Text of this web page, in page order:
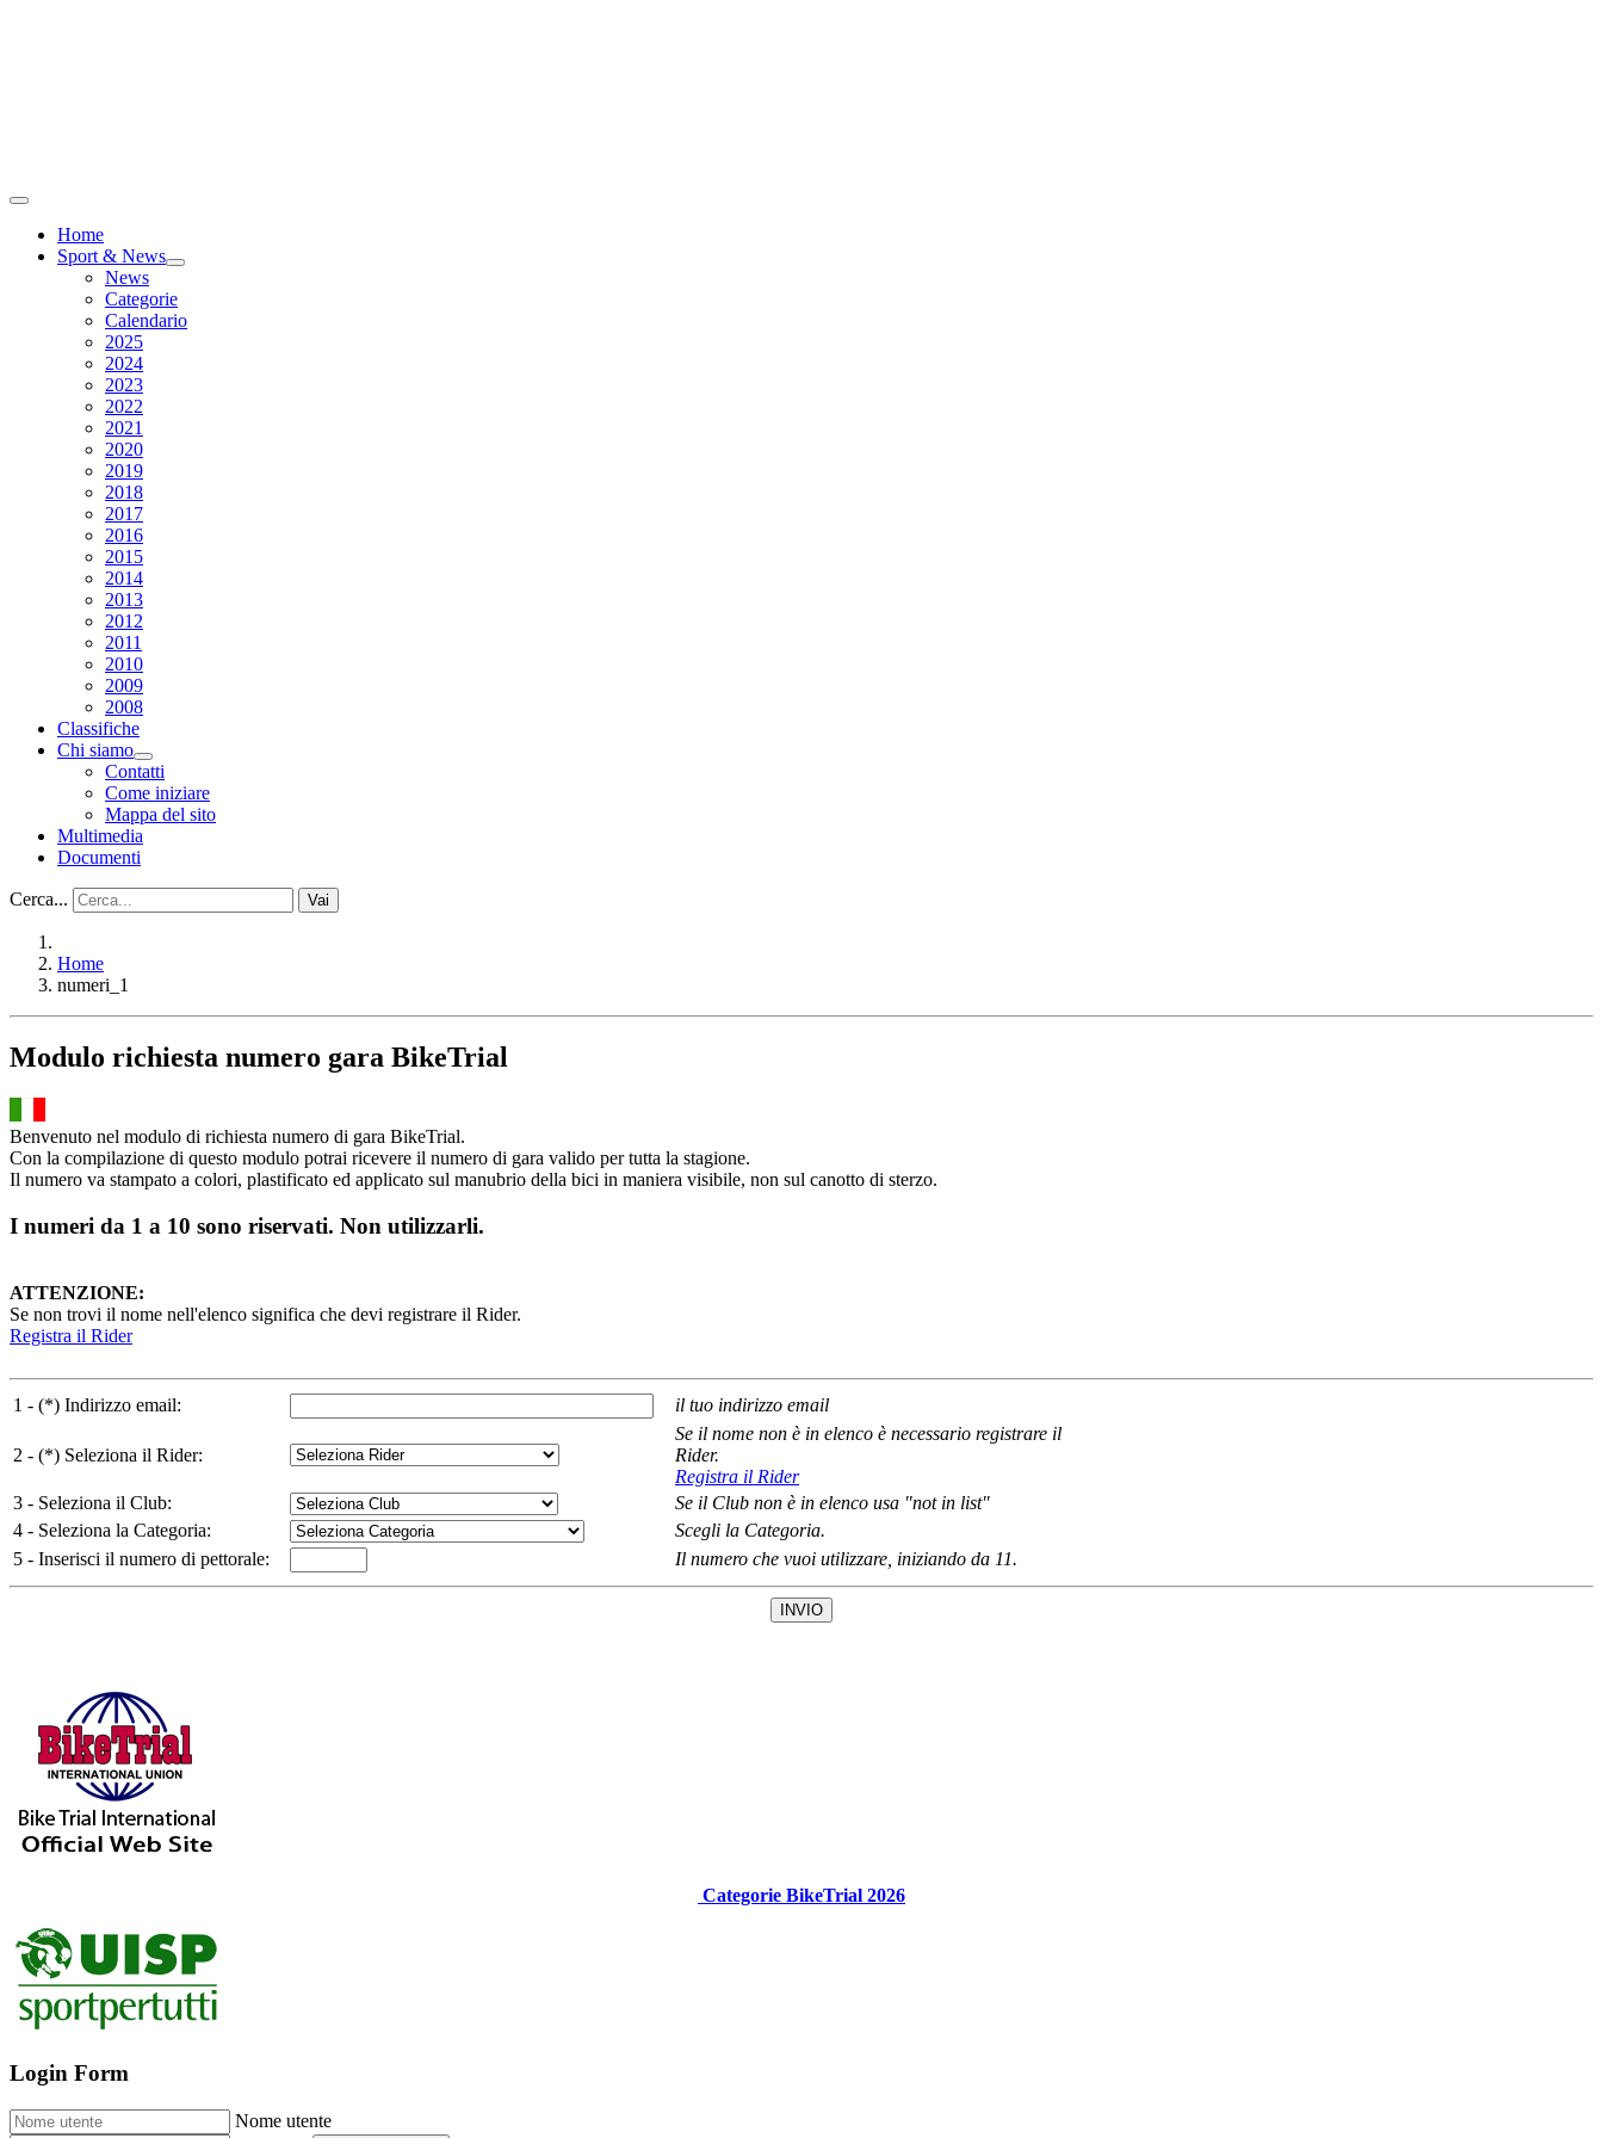
Home
Sport & News
News
Categorie
Calendario
2025
2024
2023
2022
2021
2020
2019
2018
2017
2016
2015
2014
2013
2012
2011
2010
2009
2008
Classifiche
Chi siamo
Contatti
Come iniziare
Mappa del sito
Multimedia
Documenti
Cerca... Vai
Home
numeri_1
Modulo richiesta numero gara BikeTrial
Benvenuto nel modulo di richiesta numero di gara BikeTrial.
Con la compilazione di questo modulo potrai ricevere il numero di gara valido per tutta la stagione.
Il numero va stampato a colori, plastificato ed applicato sul manubrio della bici in maniera visibile, non sul canotto di sterzo.
I numeri da 1 a 10 sono riservati. Non utilizzarli.
ATTENZIONE:
Se non trovi il nome nell'elenco significa che devi registrare il Rider.
Registra il Rider
1 - (*) Indirizzo email: il tuo indirizzo email
2 - (*) Seleziona il Rider:
Se il nome non è in elenco è necessario registrare il
Rider.
Registra il Rider
3 - Seleziona il Club:
Se il Club non è in elenco usa "not in list"
4 - Seleziona la Categoria:
Scegli la Categoria.
5 - Inserisci il numero di pettorale:
Il numero che vuoi utilizzare, iniziando da 11.
Categorie BikeTrial 2026
Login Form
Nome utente